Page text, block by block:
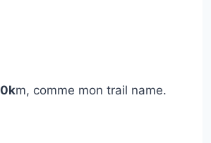
0km, comme mon trail name.